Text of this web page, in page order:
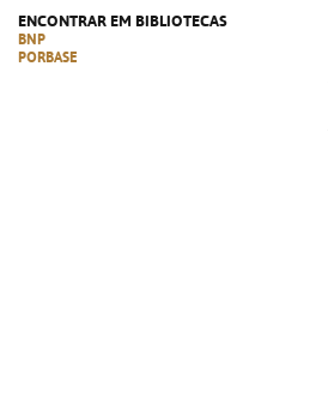
ENCONTRAR EM BIBLIOTECAS
BNP
PORBASE